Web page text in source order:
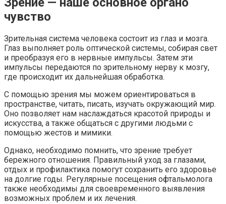
чувство
Зрительная система человека состоит из глаз и мозга.
Глаз выполняет роль оптической системы, собирая свет
и преобразуя его в нервные импульсы. Затем эти
импульсы передаются по зрительному нерву к мозгу,
где происходит их дальнейшая обработка.
С помощью зрения мы можем ориентироваться в
пространстве, читать, писать, изучать окружающий мир.
Оно позволяет нам наслаждаться красотой природы и
искусства, а также общаться с другими людьми с
помощью жестов и мимики.
Однако, необходимо помнить, что зрение требует
бережного отношения. Правильный уход за глазами,
отдых и профилактика помогут сохранить его здоровье
на долгие годы. Регулярные посещения офтальмолога
также необходимы для своевременного выявления
возможных проблем и их лечения.